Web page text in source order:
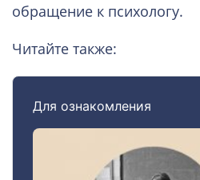
обращение к психологу.
Читайте также: